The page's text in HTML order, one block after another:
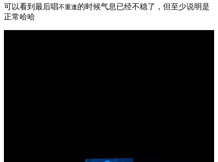
可以看到最后唱不重逢的时候气息已经不稳了，但至少说明是
正常哈哈